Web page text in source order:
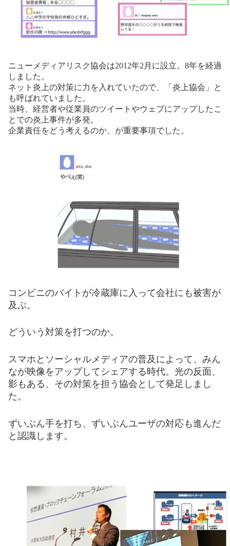
ニューメディアリスク協会は2012年2月に設立。8年を経過
しました。
ネット炎上の対策に力を入れていたので、「炎上協会」と
も呼ばれていました。
当時、経営者や従業員のツイートやウェブにアップしたこ
とでの炎上事件が多発。
企業責任をどう考えるのか、が重要事項でした。
コンビニのバイトが冷蔵庫に入って会社にも被害が
及ぶ。
どういう 対策を打つのか。
スマホとソーシャルメディ アの普及によって、みん
なが映像をアップしてシェアする時代。光の反面、
影もある、その対策を担う協会として発足し まし
た。
ずいぶん手を打ち、ずいぶんユーザの対応も進んだ
と認識 します。